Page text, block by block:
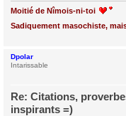
Moitié de Nîmois-ni-toi
Sadiquement masochiste,
Dpolar
Intarissable
Re: Citations,
inspirants =)